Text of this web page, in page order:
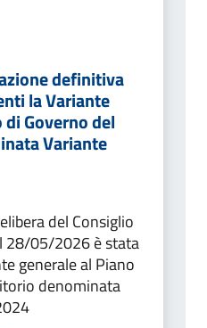
definitiva
la Variante
Governo del
Variante
del Consiglio
28/05/2026 è stata
generale al Piano
denominata